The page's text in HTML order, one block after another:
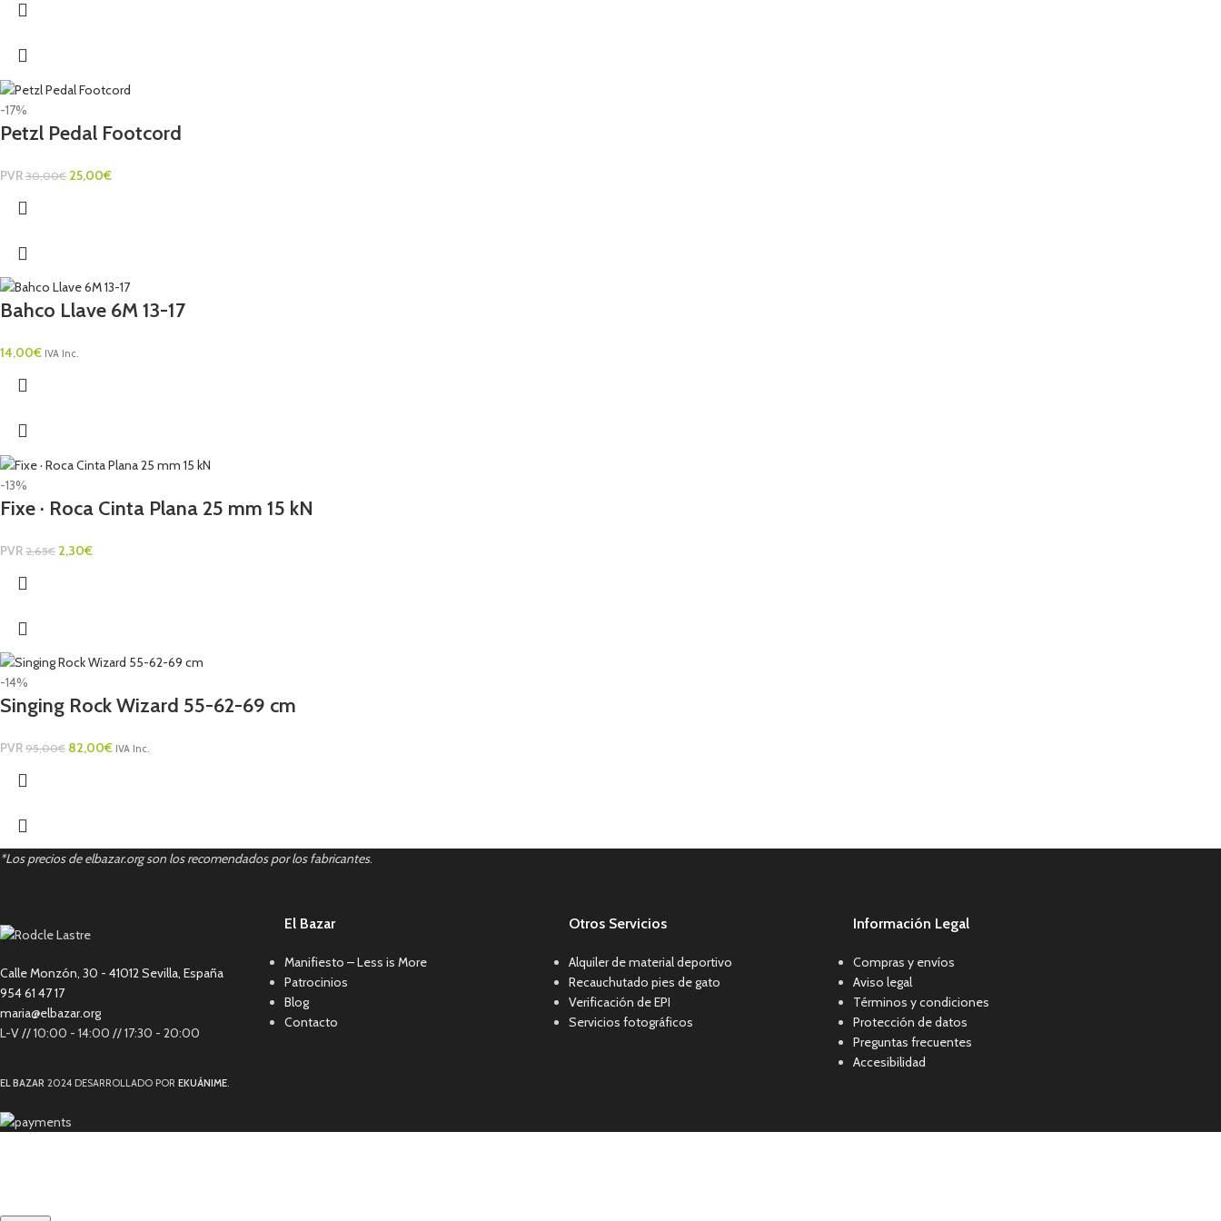
-17%
Petzl Pedal Footcord
PVR 30,00€ 25,00€
Bahco Llave 6M 13-17
14,00€ IVA Inc.
-13%
Fixe · Roca Cinta Plana 25 mm 15 kN
PVR 2,65€ 2,30€
-14%
Singing Rock Wizard 55-62-69 cm
PVR 95,00€ 82,00€ IVA Inc.
*Los precios de elbazar.org son los recomendados por los fabricantes.
Calle Monzón, 30 - 41012 Sevilla, España
954 61 47 17
maria@elbazar.org
L-V // 10:00 - 14:00 // 17:30 - 20:00
El Bazar
Manifiesto – Less is More
Patrocinios
Blog
Contacto
Otros Servicios
Alquiler de material deportivo
Recauchutado pies de gato
Verificación de EPI
Servicios fotográficos
Información Legal
Compras y envíos
Aviso legal
Términos y condiciones
Protección de datos
Preguntas frecuentes
Accesibilidad
EL BAZAR 2024 DESARROLLADO POR EKUÁNIME.